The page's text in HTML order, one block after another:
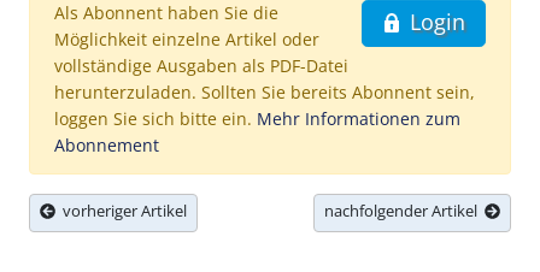
Login
Als Abonnent haben Sie die
Möglichkeit einzelne Artikel oder
vollständige Ausgaben als PDF-Datei
herunterzuladen. Sollten Sie bereits Abonnent sein,
loggen Sie sich bitte ein. Mehr Informationen zum
Abonnement
vorheriger Artikel nachfolgender Artikel